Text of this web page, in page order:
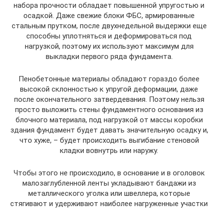
набора прочности обладает повышенной упругостью и
осадкой. Даже свежие блоки ФБС, армированные
стальным прутком, после двухнедельной выдержки еще
способны уплотняться и деформироваться под
нагрузкой, поэтому их используют максимум для
выкладки первого ряда фундамента.
Пенобетонные материалы обладают гораздо более
высокой склонностью к упругой деформации, даже
после окончательного затвердевания. Поэтому нельзя
просто выложить стены фундаментного основания из
блочного материала, под нагрузкой от массы коробки
здания фундамент будет давать значительную осадку и,
что хуже, – будет происходить выгибание стеновой
кладки вовнутрь или наружу.
Чтобы этого не происходило, в основание и в оголовок
малозаглубленной ленты укладывают бандажи из
металлического уголка или швеллера, которые
стягивают и удерживают наиболее нагруженные участки